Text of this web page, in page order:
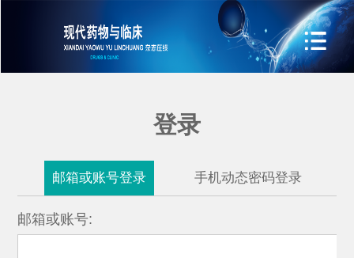
登录
邮箱或账号登录 手机动态密码登录
邮箱或账号: